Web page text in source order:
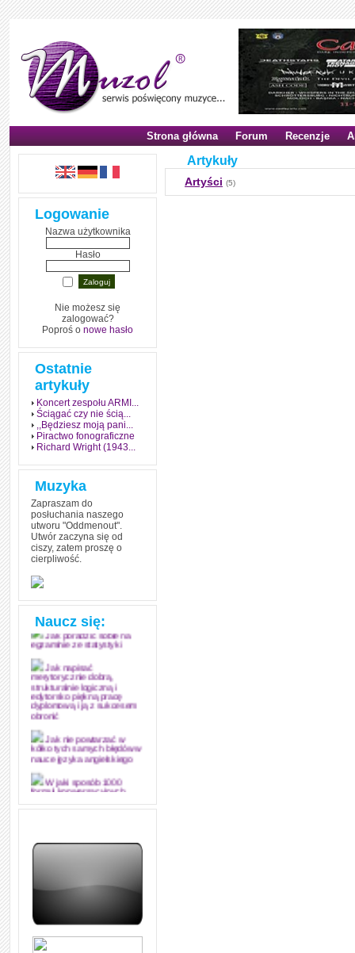
Strona główna Forum Recenzje
Logowanie
Nazwa użytkownika
Hasło
Nie możesz się
zalogować?
Poproś o nowe hasło
Ostatnie
artykuły
Koncert zespołu ARMI...
Ściągać czy nie ścią...
,,Będziesz moją pani...
Piractwo fonograficzne
Richard Wright (1943...
Muzyka
Zapraszam do
posłuchania naszego
utworu "Oddmenout".
Utwór zaczyna się od
ciszy, zatem proszę o
cierpliwość.
Naucz się:
Jak stworzyć fenomen
egzamin? Poznaj metody
Jak poradzić sobie na
egzaminie ze statystyki
Jak napisać
merytorycznie dobrą,
strukturalnie logiczną i
edytorsko piękną pracę
dyplomową i ją z sukcesem
obronić
Jak nie powtarzać w
kółko tych samych błędów w
nauce języka angielskiego
W jaki sposób 1000
formuł konwersacyjnych
pozwoli Ci opanować język
Angielskie przyimki
zapamiętasz
zrozumiale wytłumaczył, na
czym polega mowa zależna
(reported speech) w języku
angielskim
Artykuły
Artyści (5)